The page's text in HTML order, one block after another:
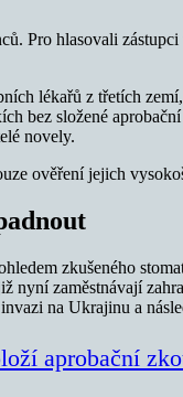
Pro hlasovali
lékařů z třetích
bez složené
novely.
ověření jejich
zkušeného
nyní zaměstnávají
na Ukrajinu a
aprobační